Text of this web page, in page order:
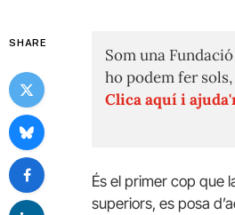
SHARE
Som una
ho podem fer
Clica aquí i
És el primer cop que
superiors, es posa